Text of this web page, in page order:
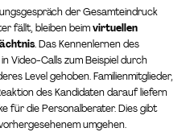
der Gesamteindruck
fällt, bleiben beimvirtuellen
. Das Kennenlernen des
Video-Calls zum Beispiel durch
Level gehoben. Familienmitglieder,
des Kandidaten darauf liefern
für die Personalberater. Dies gibt
umgehen.